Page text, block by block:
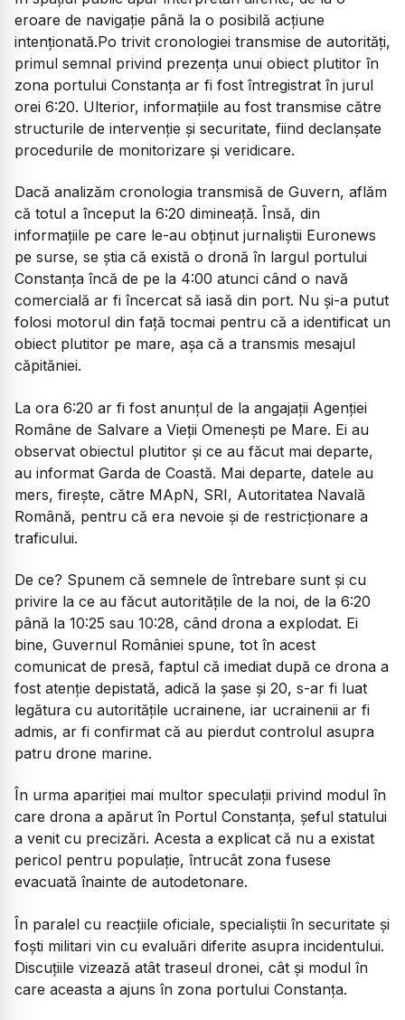
eroare de navigație până la o posibilă acțiune
intenționată.Po trivit cronologiei transmise de autorități,
primul semnal privind prezența unui obiect plutitor în
zona portului Constanța ar fi fost întregistrat în jurul
orei 6:20. Ulterior, informațiile au fost transmise către
structurile de intervenție și securitate, fiind declanșate
procedurile de monitorizare și veridicare.
Dacă analizăm cronologia transmisă de Guvern, aflăm
că totul a început la 6:20 dimineață. Însă, din
informațiile pe care le-au obținut jurnaliștii Euronews
pe surse, se știa că există o dronă în largul portului
Constanța încă de pe la 4:00 atunci când o navă
comercială ar fi încercat să iasă din port. Nu și-a putut
folosi motorul din față tocmai pentru că a identificat un
obiect plutitor pe mare, așa că a transmis mesajul
căpităniei.
La ora 6:20 ar fi fost anunțul de la angajații Agenției
Române de Salvare a Vieții Omenești pe Mare. Ei au
observat obiectul plutitor și ce au făcut mai departe,
au informat Garda de Coastă. Mai departe, datele au
mers, firește, către MApN, SRI, Autoritatea Navală
Română, pentru că era nevoie și de restricționare a
traficului.
De ce? Spunem că semnele de întrebare sunt și cu
privire la ce au făcut autoritățile de la noi, de la 6:20
până la 10:25 sau 10:28, când drona a explodat. Ei
bine, Guvernul României spune, tot în acest
comunicat de presă, faptul că imediat după ce drona a
fost atenție depistată, adică la șase și 20, s-ar fi luat
legătura cu autoritățile ucrainene, iar ucrainenii ar fi
admis, ar fi confirmat că au pierdut controlul asupra
patru drone marine.
În urma apariției mai multor speculații privind modul în
care drona a apărut în Portul Constanța, șeful statului
a venit cu precizări. Acesta a explicat că nu a existat
pericol pentru populație, întrucât zona fusese
evacuată înainte de autodetonare.
În paralel cu reacțiile oficiale, specialiștii în securitate și
foști militari vin cu evaluări diferite asupra incidentului.
Discuțiile vizează atât traseul dronei, cât și modul în
care aceasta a ajuns în zona portului Constanța.